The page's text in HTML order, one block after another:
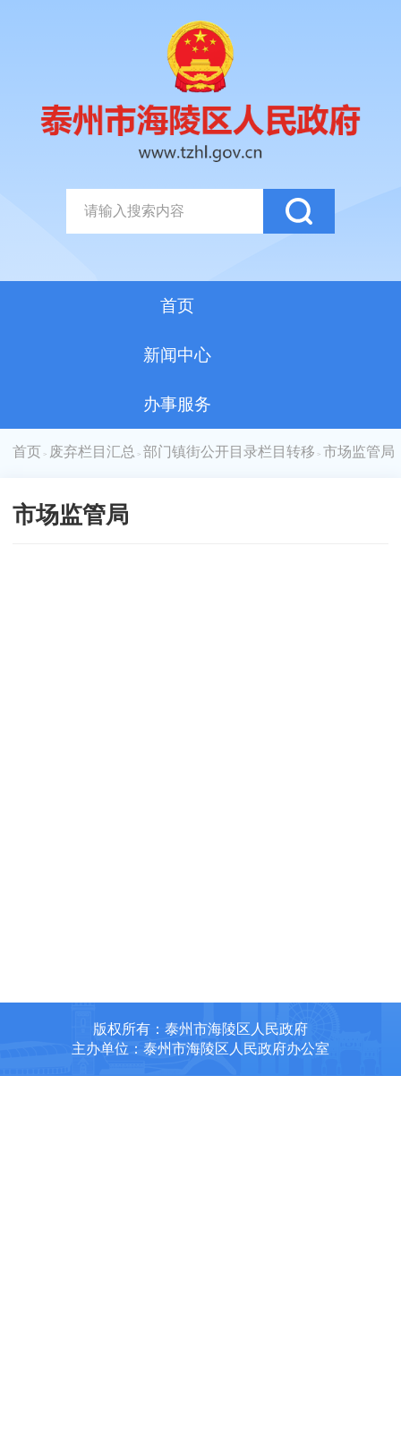
首页
新闻中心
办事服务
首页 > 废弃栏目汇总 > 部门镇街公开目录栏目转移 > 市场监管局
市场监管局
版权所有：泰州市海陵区人民政府
主办单位：泰州市海陵区人民政府办公室